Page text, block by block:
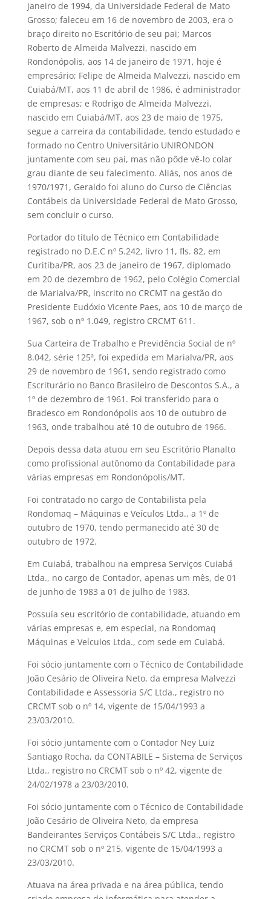
janeiro de 1994, da Universidade Federal de Mato
Grosso; faleceu em 16 de novembro de 2003, era o
braço direito no Escritório de seu pai; Marcos
Roberto de Almeida Malvezzi, nascido em
Rondonópolis, aos 14 de janeiro de 1971, hoje é
empresário; Felipe de Almeida Malvezzi, nascido em
Cuiabá/MT, aos 11 de abril de 1986, é administrador
de empresas; e Rodrigo de Almeida Malvezzi,
nascido em Cuiabá/MT, aos 23 de maio de 1975,
segue a carreira da contabilidade, tendo estudado e
formado no Centro Universitário UNIRONDON
juntamente com seu pai, mas não pôde vê-lo colar
grau diante de seu falecimento. Aliás, nos anos de
1970/1971, Geraldo foi aluno do Curso de Ciências
Contábeis da Universidade Federal de Mato Grosso,
sem concluir o curso.
Portador do título de Técnico em Contabilidade
registrado no D.E.C nº 5.242, livro 11, fls. 82, em
Curitiba/PR, aos 23 de janeiro de 1967, diplomado
em 20 de dezembro de 1962, pelo Colégio Comercial
de Marialva/PR, inscrito no CRCMT na gestão do
Presidente Eudóxio Vicente Paes, aos 10 de março de
1967, sob o nº 1.049, registro CRCMT 611.
Sua Carteira de Trabalho e Previdência Social de nº
8.042, série 125ª, foi expedida em Marialva/PR, aos
29 de novembro de 1961, sendo registrado como
Escriturário no Banco Brasileiro de Descontos S.A., a
1º de dezembro de 1961. Foi transferido para o
Bradesco em Rondonópolis aos 10 de outubro de
1963, onde trabalhou até 10 de outubro de 1966.
Depois dessa data atuou em seu Escritório Planalto
como profissional autônomo da Contabilidade para
várias empresas em Rondonópolis/MT.
Foi contratado no cargo de Contabilista pela
Rondomaq – Máquinas e Veículos Ltda., a 1º de
outubro de 1970, tendo permanecido até 30 de
outubro de 1972.
Em Cuiabá, trabalhou na empresa Serviços Cuiabá
Ltda., no cargo de Contador, apenas um mês, de 01
de junho de 1983 a 01 de julho de 1983.
Possuía seu escritório de contabilidade, atuando em
várias empresas e, em especial, na Rondomaq
Máquinas e Veículos Ltda., com sede em Cuiabá.
Foi sócio juntamente com o Técnico de Contabilidade
João Cesário de Oliveira Neto, da empresa Malvezzi
Contabilidade e Assessoria S/C Ltda., registro no
CRCMT sob o nº 14, vigente de 15/04/1993 a
23/03/2010.
Foi sócio juntamente com o Contador Ney Luiz
Santiago Rocha, da CONTABILE – Sistema de Serviços
Ltda., registro no CRCMT sob o nº 42, vigente de
24/02/1978 a 23/03/2010.
Foi sócio juntamente com o Técnico de Contabilidade
João Cesário de Oliveira Neto, da empresa
Bandeirantes Serviços Contábeis S/C Ltda., registro
no CRCMT sob o nº 215, vigente de 15/04/1993 a
23/03/2010.
Atuava na área privada e na área pública, tendo